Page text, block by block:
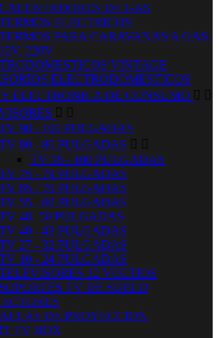
DE GAS
ELECTRICOS
PARA CARAVANAS A GAS,
12V, 220V
VINTAGE
ELECTRODOMESTICOS
ELECTRONICA DE CONSUMO  
 
98 - 100 PULGADAS
80 - 86 PULGADAS  
TV 98 - 100 PULGADAS
75 - 79 PULGADAS
65 - 70 PULGADAS
55 - 60 PULGADAS
48- 50 PULGADAS
40 - 43 PULGADAS
27 - 32 PULGADAS
10 - 24 PULGADAS
12 VOLTIOS
SOPORTES TV DE SUELO
DE PROYECCION
TV BOX